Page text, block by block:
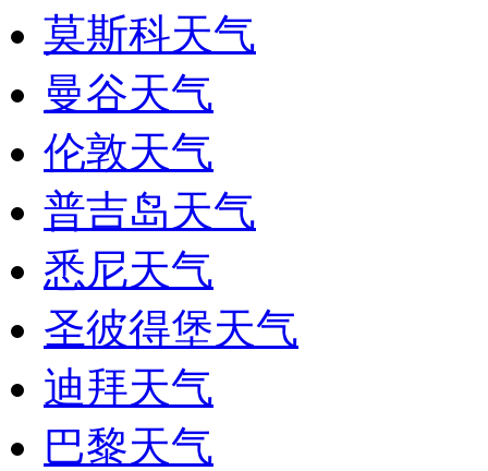
莫斯科天气
曼谷天气
伦敦天气
普吉岛天气
悉尼天气
圣彼得堡天气
迪拜天气
巴黎天气